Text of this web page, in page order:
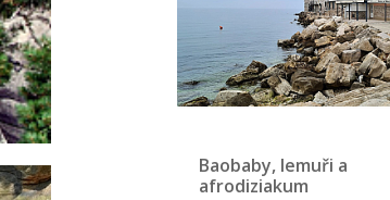
Baobaby, lemuři a
afrodiziakum